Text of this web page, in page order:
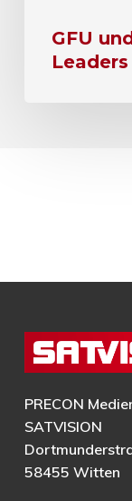
GFU
PRECON
SATVISION
58455 Witten